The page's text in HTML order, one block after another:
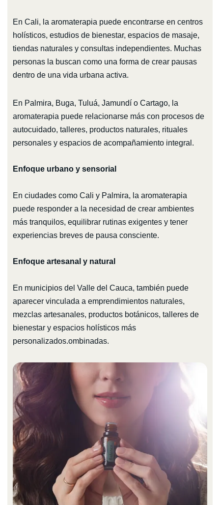
En Cali, la aromaterapia puede encontrarse en centros
holísticos, estudios de bienestar, espacios de masaje,
tiendas naturales y consultas independientes. Muchas
personas la buscan como una forma de crear pausas
dentro de una vida urbana activa.
En Palmira, Buga, Tuluá, Jamundí o Cartago, la
aromaterapia puede relacionarse más con procesos de
autocuidado, talleres, productos naturales, rituales
personales y espacios de acompañamiento integral.
Enfoque urbano y sensorial
En ciudades como Cali y Palmira, la aromaterapia
puede responder a la necesidad de crear ambientes
más tranquilos, equilibrar rutinas exigentes y tener
experiencias breves de pausa consciente.
Enfoque artesanal y natural
En municipios del Valle del Cauca, también puede
aparecer vinculada a emprendimientos naturales,
mezclas artesanales, productos botánicos, talleres de
bienestar y espacios holísticos más
personalizados.ombinadas.